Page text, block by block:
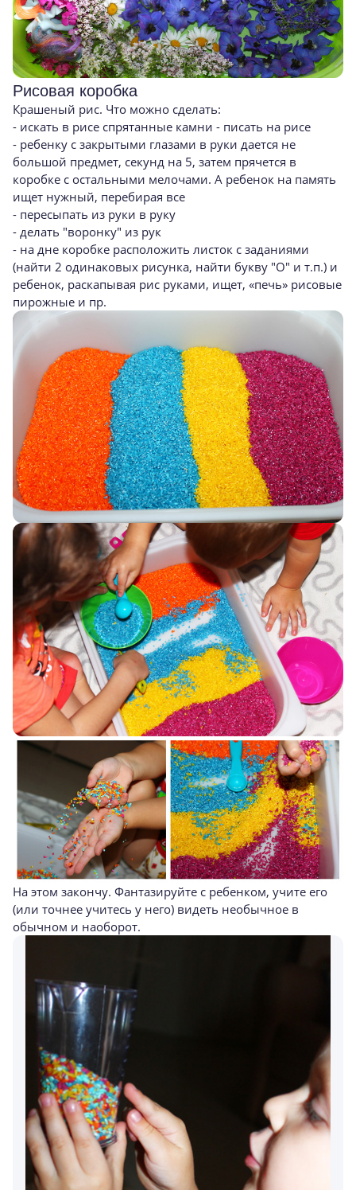
Рисовая коробка
Крашеный рис. Что можно сделать:
- искать в рисе спрятанные камни - писать на рисе
- ребенку с закрытыми глазами в руки дается не
большой предмет, секунд на 5, затем прячется в
коробке с остальными мелочами. А ребенок на память
ищет нужный, перебирая все
- пересыпать из руки в руку
- делать "воронку" из рук
- на дне коробке расположить листок с заданиями
(найти 2 одинаковых рисунка, найти букву "О" и т.п.) и
ребенок, раскапывая рис руками, ищет, «печь» рисовые
пирожные и пр.
На этом закончу. Фантазируйте с ребенком, учите его
(или точнее учитесь у него) видеть необычное в
обычном и наоборот.